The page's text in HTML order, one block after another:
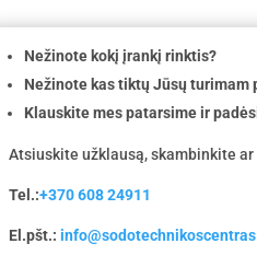
Nežinote kokį įrankį rinktis?
Nežinote kas tiktų Jūsų turimam
Klauskite mes patarsime ir
Atsiuskite užklausą, skambinkite
Tel.:+370 608 24911
El.pšt.: